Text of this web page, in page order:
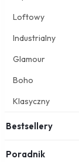
Loftowy
Industrialny
Glamour
Boho
Klasyczny
Bestsellery
Poradnik